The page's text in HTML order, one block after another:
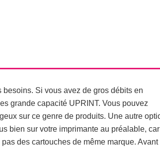
besoins. Si vous avez de gros débits en
grande capacité UPRINT. Vous pouvez
sur ce genre de produits. Une autre
bien sur votre imprimante au préalable, car
des cartouches de même marque. Avant